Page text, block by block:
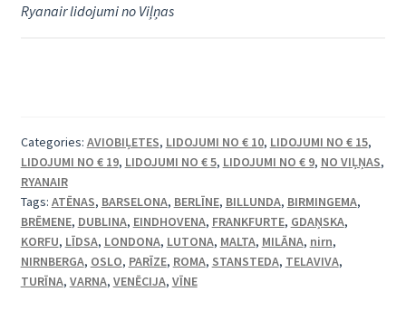
Ryanair lidojumi no Viļņas
Categories: AVIOBIĻETES, LIDOJUMI NO € 10, LIDOJUMI NO € 15,
LIDOJUMI NO € 19, LIDOJUMI NO € 5, LIDOJUMI NO € 9, NO VIĻŅAS,
RYANAIR
Tags: ATĒNAS, BARSELONA, BERLĪNE, BILLUNDA, BIRMINGEMA,
BRĒMENE, DUBLINA, EINDHOVENA, FRANKFURTE, GDAŅSKA,
KORFU, LĪDSA, LONDONA, LUTONA, MALTA, MILĀNA, nirn,
NIRNBERGA, OSLO, PARĪZE, ROMA, STANSTEDA, TELAVIVA,
TURĪNA, VARNA, VENĒCIJA, VĪNE